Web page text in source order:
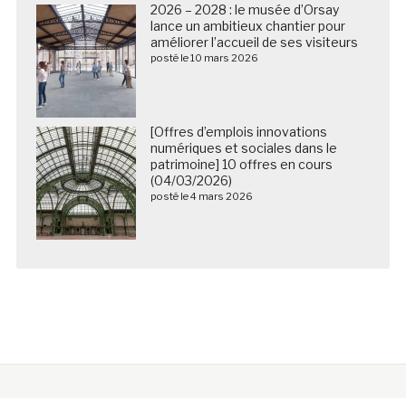
2026 – 2028 : le musée d’Orsay
lance un ambitieux chantier pour
améliorer l’accueil de ses visiteurs
posté le 10 mars 2026
[Offres d’emplois innovations
numériques et sociales dans le
patrimoine] 10 offres en cours
(04/03/2026)
posté le 4 mars 2026